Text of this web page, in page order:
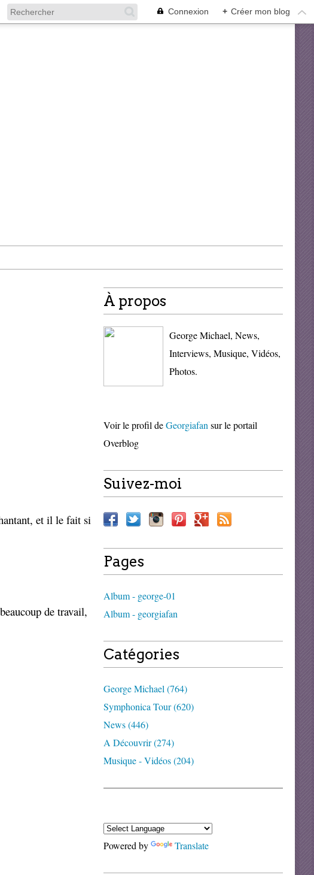
Connexion + Créer mon blog
et il le fait si
de travail,
À propos
George Michael, News,
Interviews, Musique, Vidéos,
Photos.
Voir le profil deGeorgiafan sur le portail
Overblog
Suivez-moi
Pages
Album - george-01
Album - georgiafan
Catégories
George Michael (764)
Symphonica Tour (620)
News (446)
A Découvrir (274)
Musique - Vidéos (204)
Powered by Translate